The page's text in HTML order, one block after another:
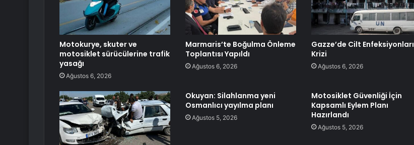
Motokurye, skuter ve
motosiklet sürücülerine trafik
yasağı
Ağustos 6, 2026
Marmaris’te Boğulma Önleme
Toplantısı Yapıldı
Ağustos 6, 2026
Gazze’de Cilt Enfeksiyonları
Krizi
Ağustos 6, 2026
Okuyan: Silahlanma yeni
Osmanlıcı yayılma planı
Ağustos 5, 2026
Motosiklet Güvenliği İçin
Kapsamlı Eylem Planı
Hazırlandı
Ağustos 5, 2026